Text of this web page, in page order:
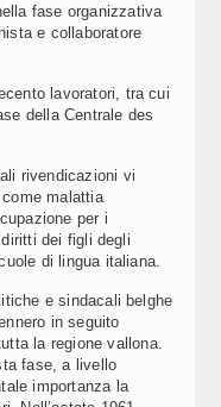
fase organizzativa
e collaboratore
lavoratori, tra cui
della Centrale des
rivendicazioni vi
malattia
per i
dei figli degli
di lingua italiana.
e sindacali belghe
in seguito
la regione vallona.
fase, a livello
importanza la